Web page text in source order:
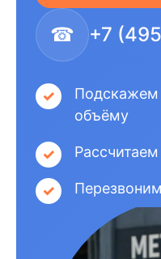
☎ +7
Подскажем
объёму